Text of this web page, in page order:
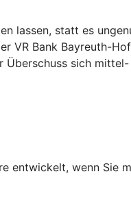
lassen, statt es
VR Bank Bayreuth-
Überschuss sich
entwickelt, wenn Sie